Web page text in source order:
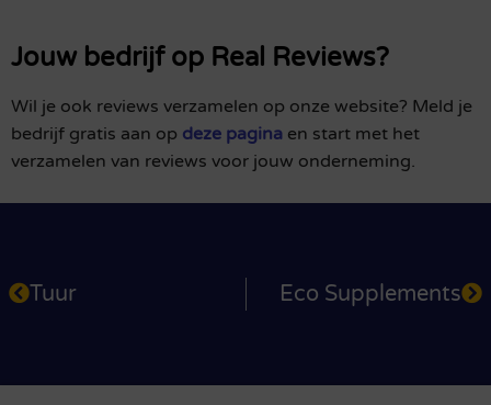
Jouw bedrijf op Real Reviews?
Wil je ook reviews verzamelen op onze website? Meld je
bedrijf gratis aan op deze pagina en start met het
verzamelen van reviews voor jouw onderneming.
Tuur Eco Supplements